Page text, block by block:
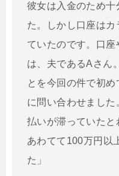
彼女は入金のため十
た。しかし口座はカ
ていたのです。口
は、夫であるAさん
とを今回の件で初
に問い合わせまし
払いが滞っていた
あわてて100万円以
た」